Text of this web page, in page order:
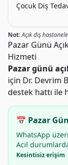
Çocuk Diş
Not:Açık diş
Pazar Günü
Hizmeti
Pazar günü
için Dr. Devrim
destek hattı ile
📅 Pazar
WhatsApp
Acil
Kesintisiz erişim